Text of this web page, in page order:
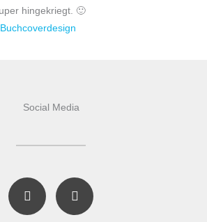
hingekriegt. 🙂
Social Media
F
a
n